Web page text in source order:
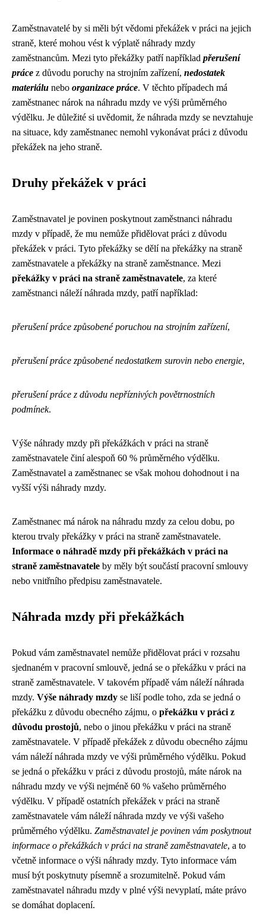
Zaměstnavatelé by si měli být vědomi překážek v práci na jejich
straně, které mohou vést k výplatě náhrady mzdy
zaměstnancům. Mezi tyto překážky patří například přerušení
práce z důvodu poruchy na strojním zařízení, nedostatek
materiálu nebo organizace práce. V těchto případech má
zaměstnanec nárok na náhradu mzdy ve výši průměrného
výdělku. Je důležité si uvědomit, že náhrada mzdy se nevztahuje
na situace, kdy zaměstnanec nemohl vykonávat práci z důvodu
překážek na jeho straně.
Druhy překážek v práci
Zaměstnavatel je povinen poskytnout zaměstnanci náhradu
mzdy v případě, že mu nemůže přidělovat práci z důvodu
překážek v práci. Tyto překážky se dělí na překážky na straně
zaměstnavatele a překážky na straně zaměstnance. Mezi
překážky v práci na straně zaměstnavatele, za které
zaměstnanci náleží náhrada mzdy, patří například:
přerušení práce způsobené poruchou na strojním zařízení,
přerušení práce způsobené nedostatkem surovin nebo energie,
přerušení práce z důvodu nepříznivých povětrnostních
podmínek.
Výše náhrady mzdy při překážkách v práci na straně
zaměstnavatele činí alespoň 60 % průměrného výdělku.
Zaměstnavatel a zaměstnanec se však mohou dohodnout i na
vyšší výši náhrady mzdy.
Zaměstnanec má nárok na náhradu mzdy za celou dobu, po
kterou trvaly překážky v práci na straně zaměstnavatele.
Informace o náhradě mzdy při překážkách v práci na
straně zaměstnavatele by měly být součástí pracovní smlouvy
nebo vnitřního předpisu zaměstnavatele.
Náhrada mzdy při překážkách
Pokud vám zaměstnavatel nemůže přidělovat práci v rozsahu
sjednaném v pracovní smlouvě, jedná se o překážku v práci na
straně zaměstnavatele. V takovém případě vám náleží náhrada
mzdy. Výše náhrady mzdy se liší podle toho, zda se jedná o
překážku z důvodu obecného zájmu, o překážku v práci z
důvodu prostojů, nebo o jinou překážku v práci na straně
zaměstnavatele. V případě překážek z důvodu obecného zájmu
vám náleží náhrada mzdy ve výši průměrného výdělku. Pokud
se jedná o překážku v práci z důvodu prostojů, máte nárok na
náhradu mzdy ve výši nejméně 60 % vašeho průměrného
výdělku. V případě ostatních překážek v práci na straně
zaměstnavatele vám náleží náhrada mzdy ve výši vašeho
průměrného výdělku. Zaměstnavatel je povinen vám poskytnout
informace o překážkách v práci na straně zaměstnavatele, a to
včetně informace o výši náhrady mzdy. Tyto informace vám
musí být poskytnuty písemně a srozumitelně. Pokud vám
zaměstnavatel náhradu mzdy v plné výši nevyplatí, máte právo
se domáhat doplacení.